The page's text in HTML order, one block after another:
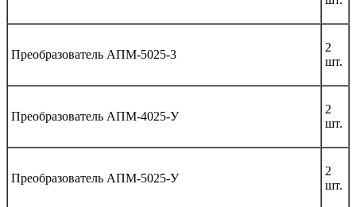
Преобразователь АПМ-5025-3
2
шт.
Преобразователь АПМ-4025-У
2
шт.
Преобразователь АПМ-5025-У
2
шт.